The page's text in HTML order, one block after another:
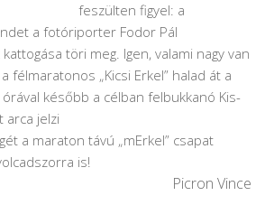
feszülten figyel: a
a fotóriporter Fodor Pál
töri meg. Igen, valami nagy van
félmaratonos „Kicsi Erkel” halad át a
később a célban felbukkanó Kis-
arca jelzi
a maraton távú „mErkel” csapat
is!
Picron Vince